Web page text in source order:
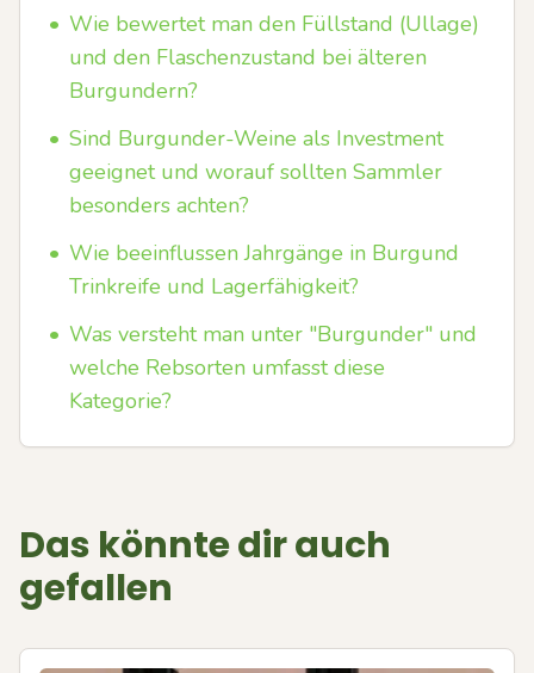
• Wie bewertet man den Füllstand (Ullage)
und den Flaschenzustand bei älteren
Burgundern?
• Sind Burgunder-Weine als Investment
geeignet und worauf sollten Sammler
besonders achten?
• Wie beeinflussen Jahrgänge in Burgund
Trinkreife und Lagerfähigkeit?
• Was versteht man unter "Burgunder" und
welche Rebsorten umfasst diese
Kategorie?
Das könnte dir auch
gefallen